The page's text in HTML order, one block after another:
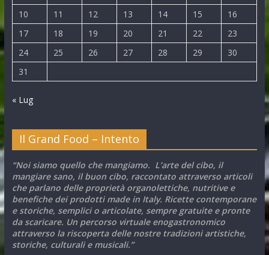
10
11 12 13 14 15
16
17
18 19 20 21 22
23
24
25 26 27 28 29
30
31
« Lug
Il Grand Food – Intento
“Noi siamo quello che mangiamo. L’arte del cibo, il
mangiare sano, il buon cibo, raccontato attraverso articoli
che parlano delle proprietà organolettiche, nutritive e
benefiche dei prodotti made in Italy. Ricette contemporane
e storiche, semplici o articolate, sempre gratuite e pronte
da scaricare. Un percorso virtuale enogastronomico
attraverso la riscoperta delle nostre tradizioni artistiche,
storiche, culturali e musicali.”